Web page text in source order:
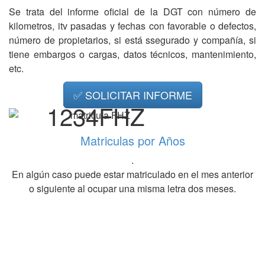
Se trata del informe oficial de la DGT con número de
kilometros, itv pasadas y fechas con favorable o defectos,
número de propietarios, si está ssegurado y compañía, si
tiene embargos o cargas, datos técnicos, mantenimiento,
etc.
✅ SOLICITAR INFORME
1234FHZ
Matriculas por Años
.
En algún caso puede estar matriculado en el mes anterior
o siguiente al ocupar una misma letra dos meses.